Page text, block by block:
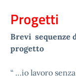
Progetti
Brevi sequenze
progetto
“ …io lavoro